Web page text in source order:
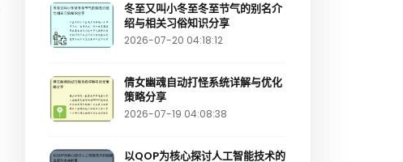
冬至又叫小冬至冬至节气的别名介
绍与相关习俗知识分享
2026-07-20 04:18:12
倩女幽魂自动打怪系统详解与优化
策略分享
2026-07-19 04:08:38
以QOP为核心探讨人工智能技术的